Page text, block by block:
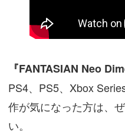
『FANTASIAN Neo
PS4、PS5、Xbox
作が気になった方は、
い。